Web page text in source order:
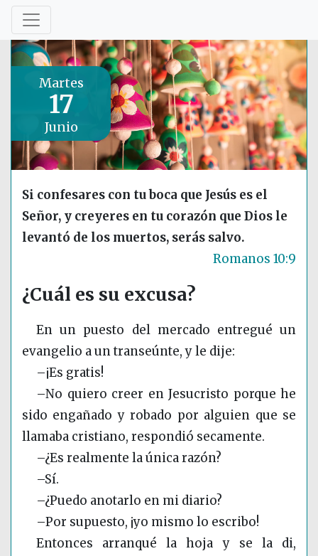
Martes
17
Junio
Si confesares con tu boca que Jesús es el
Señor, y creyeres en tu corazón que Dios le
levantó de los muertos, serás salvo.
Romanos 10:9
¿Cuál es su excusa?
En un puesto del mercado entregué un
evangelio a un transeúnte, y le dije:
–¡Es gratis!
–No quiero creer en Jesucristo porque he
sido engañado y robado por alguien que se
llamaba cristiano, respondió secamente.
–¿Es realmente la única razón?
–Sí.
–¿Puedo anotarlo en mi diario?
–Por supuesto, ¡yo mismo lo escribo!
Entonces arranqué la hoja y se la di,